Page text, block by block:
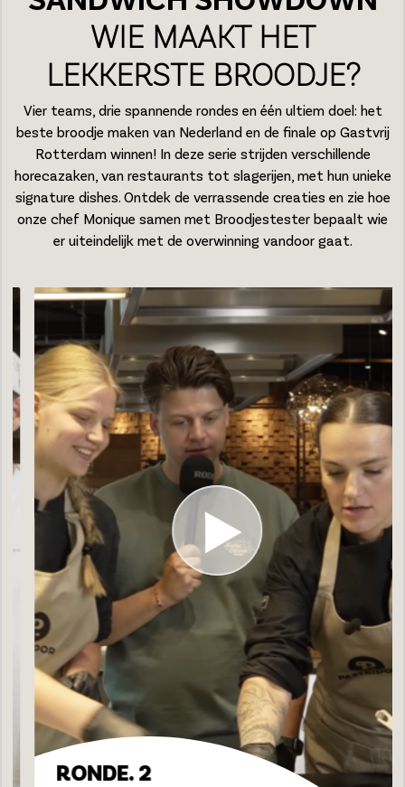
WIE MAAKT HET
LEKKERSTE BROODJE?
Vier teams, drie spannende rondes en één ultiem doel: het
beste broodje maken van Nederland en de finale op Gastvrij
Rotterdam winnen! In deze serie strijden verschillende
horecazaken, van restaurants tot slagerijen, met hun unieke
signature dishes. Ontdek de verrassende creaties en zie hoe
onze chef Monique samen met Broodjestester bepaalt wie
er uiteindelijk met de overwinning vandoor gaat.
RONDE. 2